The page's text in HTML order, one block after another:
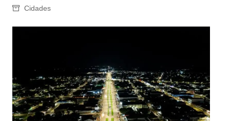
Cidades